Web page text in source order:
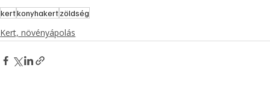
kertkonyhakertzöldség
Kert, növényápolás